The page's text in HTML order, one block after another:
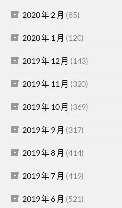
2020 年 2 月 (85)
2020 年 1 月 (120)
2019 年 12 月 (143)
2019 年 11 月 (320)
2019 年 10 月 (369)
2019 年 9 月 (317)
2019 年 8 月 (414)
2019 年 7 月 (419)
2019 年 6 月 (521)